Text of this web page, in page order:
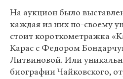
На аукцион было
каждая из них по-своему
стоит короткометражка
Карас с Федором
Литвиновой. Или
биографии Чайковского,